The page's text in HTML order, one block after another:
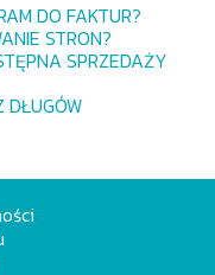
DO FAKTUR?
STRON?
SPRZEDAŻY
DŁUGÓW